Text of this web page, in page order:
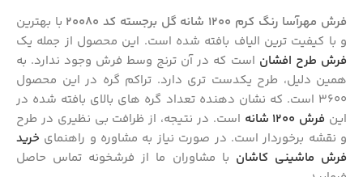
فرش مهرآسا رنگ کرم 1200 شانه گل برجسته کد 20080
با بهترین
و با کیفیت ترین الیاف بافته شده است. این محصول از جمله یک
فرش طرح افشان است که در آن ترنج وسط فرش وجود ندارد. به
همین دلیل، طرح یکدست تری دارد. تراکم گره در این محصول
3600 است. که نشان دهنده تعداد گره های بالای بافته شده در
این فرش 1200 شانه
است. در نتیجه، از ظرافت بی نظیری در طرح
و نقشه برخوردار است. در صورت نیاز به مشاوره و راهنمای خرید
فرش ماشینی کاشان با مشاوران ما از فرشخونه تماس حاصل